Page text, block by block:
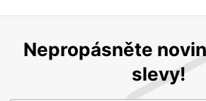
Nepropásněte
slevy!